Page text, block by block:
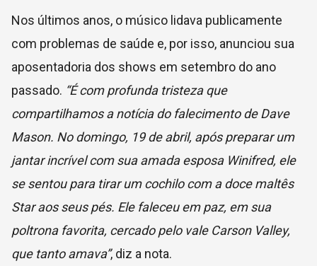
Nos últimos anos, o músico lidava publicamente
com problemas de saúde e, por isso, anunciou sua
aposentadoria dos shows em setembro do ano
passado. “É com profunda tristeza que
compartilhamos a notícia do falecimento de Dave
Mason. No domingo, 19 de abril, após preparar um
jantar incrível com sua amada esposa Winifred, ele
se sentou para tirar um cochilo com a doce maltês
Star aos seus pés. Ele faleceu em paz, em sua
poltrona favorita, cercado pelo vale Carson Valley,
que tanto amava”, diz a nota.